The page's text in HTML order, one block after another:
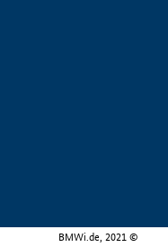
BMWi.de, 2021 ©